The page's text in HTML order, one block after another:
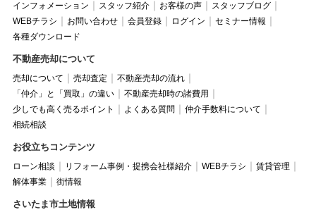
インフォメーション スタッフ紹介 お客様の声
スタッフブログ
WEBチラシ
お問い合わせ 会員登録 ログイン
セミナー情報
各種ダウンロード
不動産売却について
売却について 売却査定
不動産売却の流れ
「仲介」と「買取」の違い
不動産売却時の諸費用
少しでも高く売るポイント
よくある質問
仲介手数料について
相続相談
お役立ちコンテンツ
ローン相談 リフォーム事例・提携会社様紹介 WEBチラシ
賃貸管理
解体事業
街情報
さいたま市土地情報